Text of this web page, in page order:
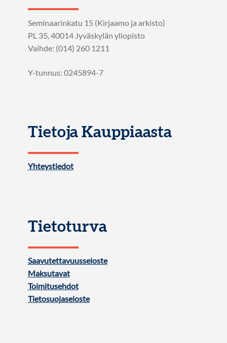
Seminaarinkatu 15 (Kirjaamo ja arkisto)
PL 35, 40014 Jyväskylän yliopisto
Vaihde: (014) 260 1211
Y-tunnus: 0245894-7
Tietoja Kauppiaasta
Yhteystiedot
Tietoturva
Saavutettavuusseloste
Maksutavat
Toimitusehdot
Tietosuojaseloste